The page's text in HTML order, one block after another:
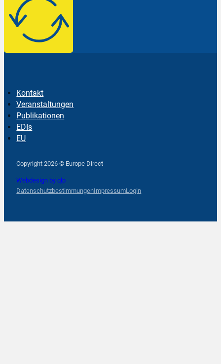
Kontakt
Veranstaltungen
Publikationen
EDIs
EU
Copyright 2026 © Europe Direct
Webdesign by qlp
DatenschutzbestimmungenImpressumLogin